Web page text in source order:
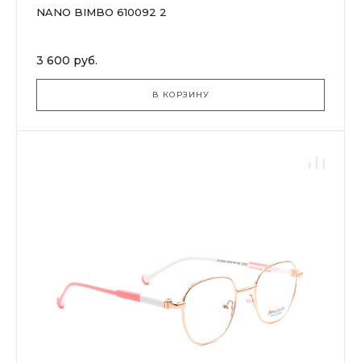
NANO BIMBO 610092 2
3 600 руб.
В КОРЗИНУ